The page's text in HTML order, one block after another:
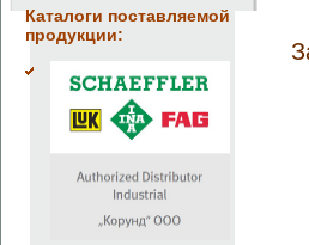
Каталоги поставляемой
продукции: